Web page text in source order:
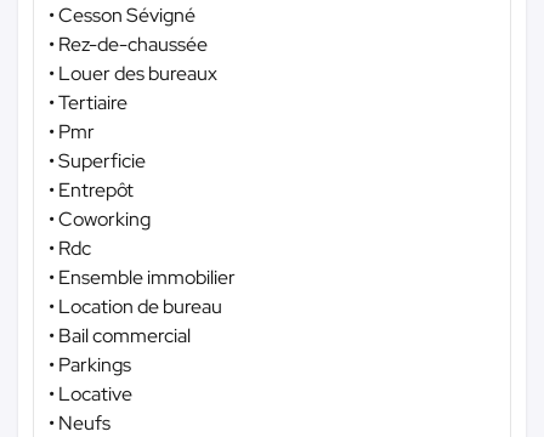
• Cesson Sévigné
• Rez-de-chaussée
• Louer des bureaux
• Tertiaire
• Pmr
• Superficie
• Entrepôt
• Coworking
• Rdc
• Ensemble immobilier
• Location de bureau
• Bail commercial
• Parkings
• Locative
• Neufs